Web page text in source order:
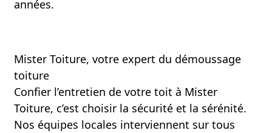
années.
Mister Toiture, votre expert du démoussage
toiture
Confier l’entretien de votre toit à Mister
Toiture, c’est choisir la sécurité et la sérénité.
Nos équipes locales interviennent sur tous